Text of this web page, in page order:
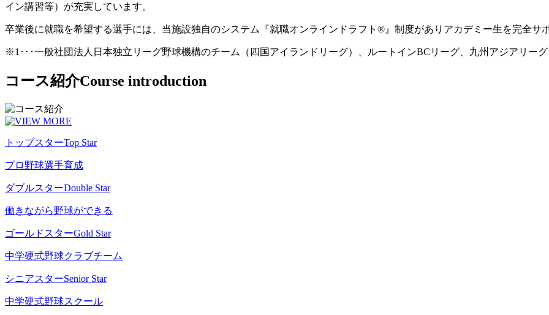
イン講習等）が充実しています。
卒業後に就職を希望する選手には、当施設独自のシステム『就職オンラインドラフト®』制度がありアカデミー生を完全サ
※1･･･一般社団法人日本独立リーグ野球機構のチーム（四国アイランドリーグ）、ルートインBCリーグ、九州アジアリー
コース紹介Course introduction
トップスターTop Star
プロ野球選手育成
ダブルスターDouble Star
働きながら野球ができる
ゴールドスターGold Star
中学硬式野球クラブチーム
シニアスターSenior Star
中学硬式野球スクール